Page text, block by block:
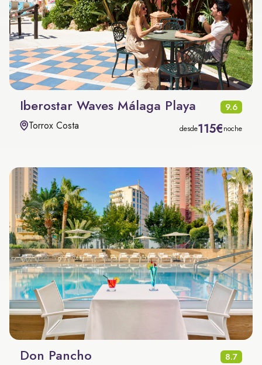
Iberostar Waves Málaga Playa 9.6
Torrox Costa desde115€noche
Don Pancho 8.7